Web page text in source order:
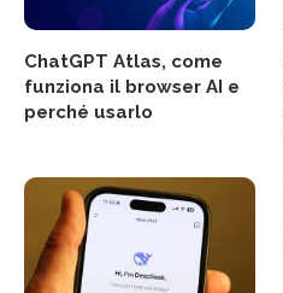
ChatGPT Atlas, come
funziona il browser AI e
perché usarlo